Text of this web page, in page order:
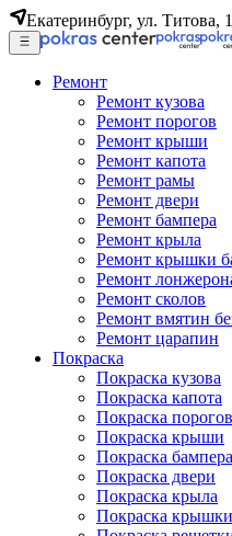
Екатеринбург, ул. Титова,
Ремонт
Ремонт кузова
Ремонт порогов
Ремонт крыши
Ремонт капота
Ремонт рамы
Ремонт двери
Ремонт бампера
Ремонт крыла
Ремонт крышки
Ремонт
Ремонт сколов
Ремонт вмятин
Ремонт царапин
Покраска
Покраска кузова
Покраска капота
Покраска порогов
Покраска крыши
Покраска бампера
Покраска двери
Покраска крыла
Покраска